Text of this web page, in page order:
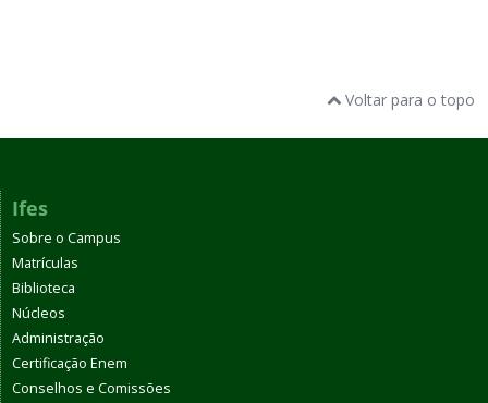
Voltar para o topo
Ifes
Sobre o Campus
Matrículas
Biblioteca
Núcleos
Administração
Certificação Enem
Conselhos e Comissões